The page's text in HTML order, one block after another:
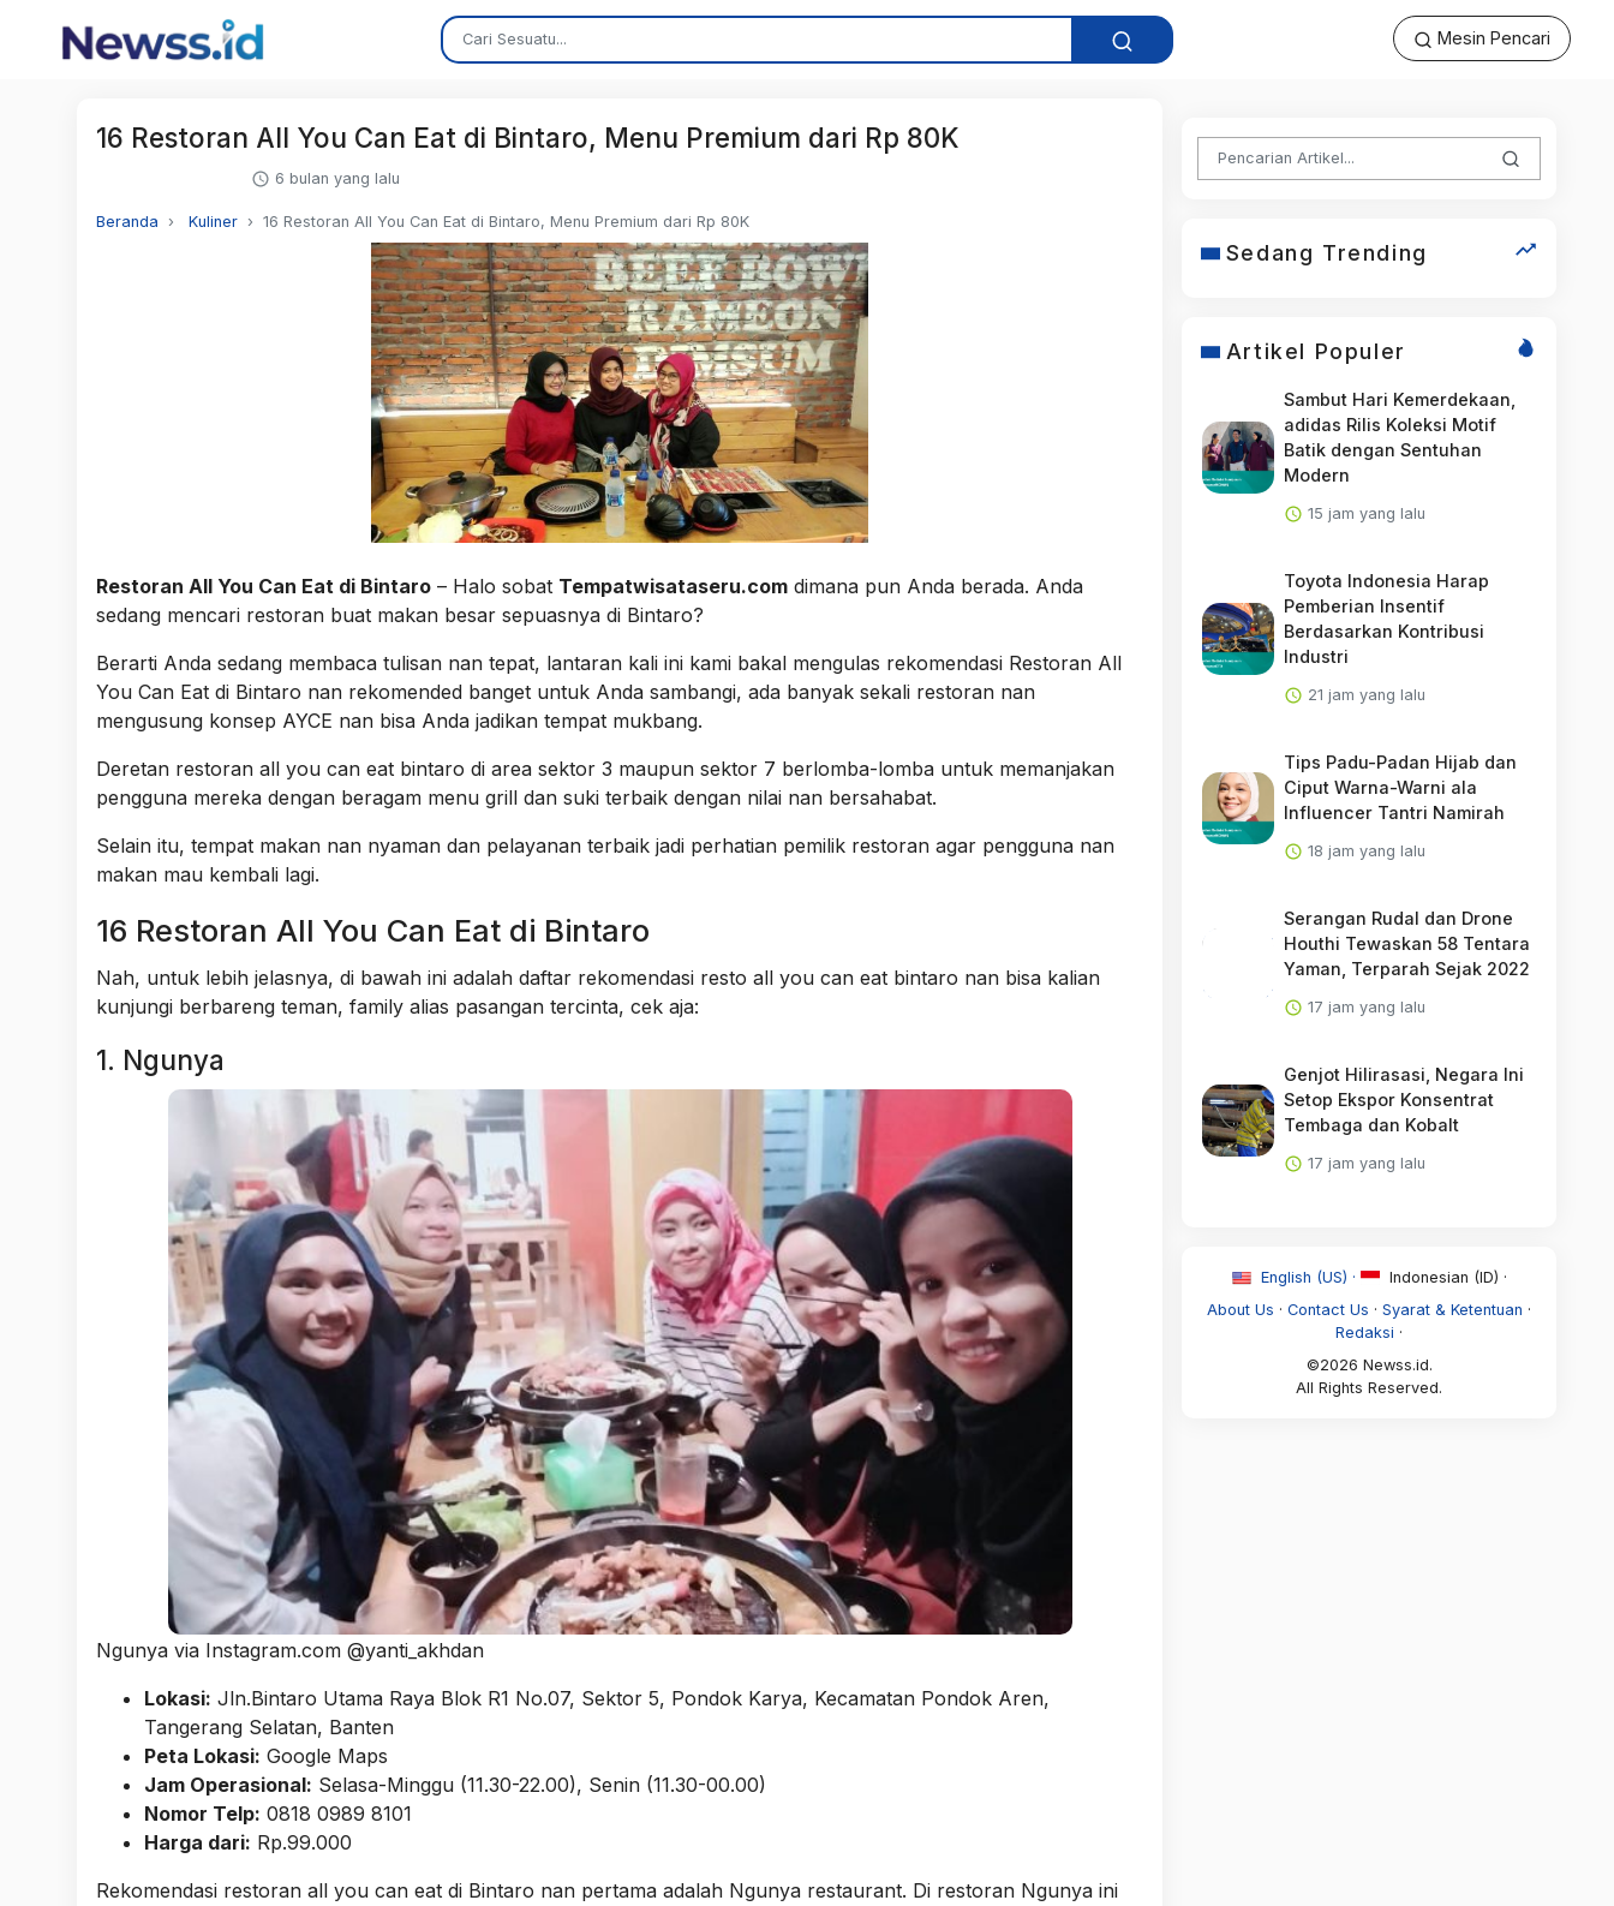
Mesin Pencari
16 Restoran All You Can Eat di Bintaro, Menu Premium dari Rp 80K
6 bulan yang lalu
Beranda Kuliner 16 Restoran All You Can Eat di Bintaro, Menu Premium dari Rp 80K
Restoran All You Can Eat di Bintaro – Halo sobat Tempatwisataseru.com dimana pun Anda berada. Anda
sedang mencari restoran buat makan besar sepuasnya di Bintaro?
Berarti Anda sedang membaca tulisan nan tepat, lantaran kali ini kami bakal mengulas rekomendasi Restoran All
You Can Eat di Bintaro nan rekomended banget untuk Anda sambangi, ada banyak sekali restoran nan
mengusung konsep AYCE nan bisa Anda jadikan tempat mukbang.
Deretan restoran all you can eat bintaro di area sektor 3 maupun sektor 7 berlomba-lomba untuk memanjakan
pengguna mereka dengan beragam menu grill dan suki terbaik dengan nilai nan bersahabat.
Selain itu, tempat makan nan nyaman dan pelayanan terbaik jadi perhatian pemilik restoran agar pengguna nan
makan mau kembali lagi.
16 Restoran All You Can Eat di Bintaro
Nah, untuk lebih jelasnya, di bawah ini adalah daftar rekomendasi resto all you can eat bintaro nan bisa kalian
kunjungi berbareng teman, family alias pasangan tercinta, cek aja:
1. Ngunya
Ngunya via Instagram.com @yanti_akhdan
Lokasi: Jln.Bintaro Utama Raya Blok R1 No.07, Sektor 5, Pondok Karya, Kecamatan Pondok Aren,
Tangerang Selatan, Banten
Peta Lokasi: Google Maps
Jam Operasional: Selasa-Minggu (11.30-22.00), Senin (11.30-00.00)
Nomor Telp: 0818 0989 8101
Harga dari: Rp.99.000
Rekomendasi restoran all you can eat di Bintaro nan pertama adalah Ngunya restaurant. Di restoran Ngunya ini
Sedang Trending
Artikel Populer
Sambut Hari Kemerdekaan,
adidas Rilis Koleksi Motif
Batik dengan Sentuhan
Modern
15 jam yang lalu
Toyota Indonesia Harap
Pemberian Insentif
Berdasarkan Kontribusi
Industri
21 jam yang lalu
Tips Padu-Padan Hijab dan
Ciput Warna-Warni ala
Influencer Tantri Namirah
18 jam yang lalu
Serangan Rudal dan Drone
Houthi Tewaskan 58 Tentara
Yaman, Terparah Sejak 2022
17 jam yang lalu
Genjot Hilirasasi, Negara Ini
Setop Ekspor Konsentrat
Tembaga dan Kobalt
17 jam yang lalu
English (US) ·
Indonesian (ID) ·
About Us · Contact Us · Syarat & Ketentuan ·
Redaksi ·
©2026 Newss.id.
All Rights Reserved.